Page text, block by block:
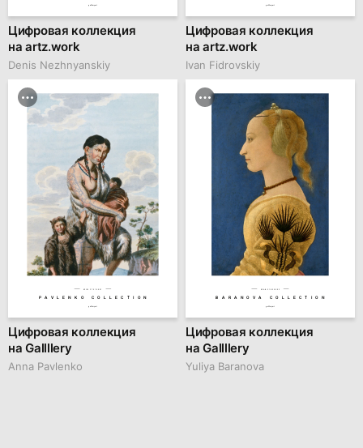
gallllery.art
Цифровая коллекция
на artz.work
Denis Nezhnyanskiy
gallllery.art
Цифровая коллекция
на artz.work
Ivan Fidrovskiy
№IW 27310001
PAVLENKO COLLECTION
gallllery.art
Цифровая коллекция
на Gallllery
Anna Pavlenko
№AB 31830002
BARANOVA COLLECTION
gallllery.art
Цифровая коллекция
на Gallllery
Yuliya Baranova